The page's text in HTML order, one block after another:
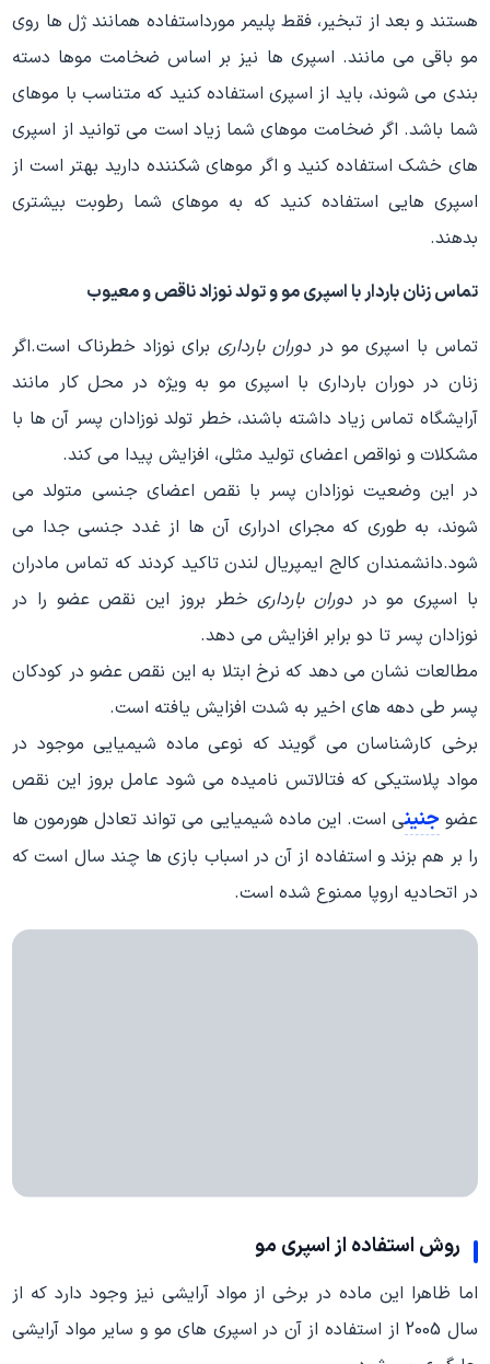
هستند و بعد از تبخیر، فقط پلیمر مورداستفاده همانند ژل ها روی
مو باقی می مانند. اسپری ها نیز بر اساس ضخامت موها دسته
بندی می شوند، باید از اسپری استفاده کنید که متناسب با موهای
شما باشد. اگر ضخامت موهای شما زیاد است می توانید از اسپری
های خشک استفاده کنید و اگر موهای شکننده دارید بهتر است از
اسپری هایی استفاده کنید که به موهای شما رطوبت بیشتری
بدهند.
تماس زنان باردار با اسپری مو و تولد نوزاد ناقص و معیوب
تماس با اسپری مو در دوران بارداریبرای نوزاد خطرناک است.اگر
زنان در دوران بارداری با اسپری مو به ویژه در محل کار مانند
آرایشگاه تماس زیاد داشته باشند، خطر تولد نوزادان پسر آن ها با
مشکلات و نواقص اعضای تولید مثلی، افزایش پیدا می کند.
در این وضعیت نوزادان پسر با نقص اعضای جنسی متولد می
شوند، به طوری که مجرای ادراری آن ها از غدد جنسی جدا می
شود.دانشمندان کالج ایمپریال لندن تاکید کردند که تماس مادران
با اسپری مو دردوران بارداریخطر بروز این نقص عضو را در
نوزادان پسر تا دو برابر افزایش می دهد.
مطالعات نشان می دهد که نرخ ابتلا به این نقص عضو در کودکان
پسر طی دهه های اخیر به شدت افزایش یافته است.
برخی کارشناسان می گویند که نوعی ماده شیمیایی موجود در
مواد پلاستیکی که فتالاتس نامیده می شود عامل بروز این نقص
عضو جنینی است. این ماده شیمیایی می تواند تعادل هورمون ها
را بر هم بزند و استفاده از آن در اسباب بازی ها چند سال است که
در اتحادیه اروپا ممنوع شده است.
روش استفاده از اسپری مو
اما ظاهرا این ماده در برخی از مواد آرایشی نیز وجود دارد که از
سال 2005 از استفاده از آن در اسپری های مو و سایر مواد آرایشی